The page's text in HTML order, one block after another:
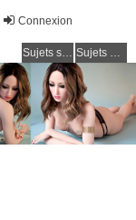
Connexion
Sujets sans réponse Sujets actifs